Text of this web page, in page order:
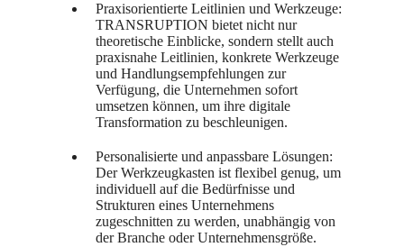
Praxisorientierte Leitlinien und Werkzeuge:
TRANSRUPTION bietet nicht nur
theoretische Einblicke, sondern stellt auch
praxisnahe Leitlinien, konkrete Werkzeuge
und Handlungsempfehlungen zur
Verfügung, die Unternehmen sofort
umsetzen können, um ihre digitale
Transformation zu beschleunigen.
Personalisierte und anpassbare Lösungen:
Der Werkzeugkasten ist flexibel genug, um
individuell auf die Bedürfnisse und
Strukturen eines Unternehmens
zugeschnitten zu werden, unabhängig von
der Branche oder Unternehmensgröße.